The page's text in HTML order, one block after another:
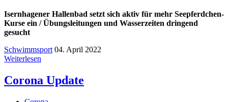
Isernhagener Hallenbad setzt sich aktiv für mehr Seepferdchen-
Kurse ein / Übungsleitungen und Wasserzeiten dringend
gesucht
Schwimmsport 04. April 2022
Weiterlesen
Corona Update